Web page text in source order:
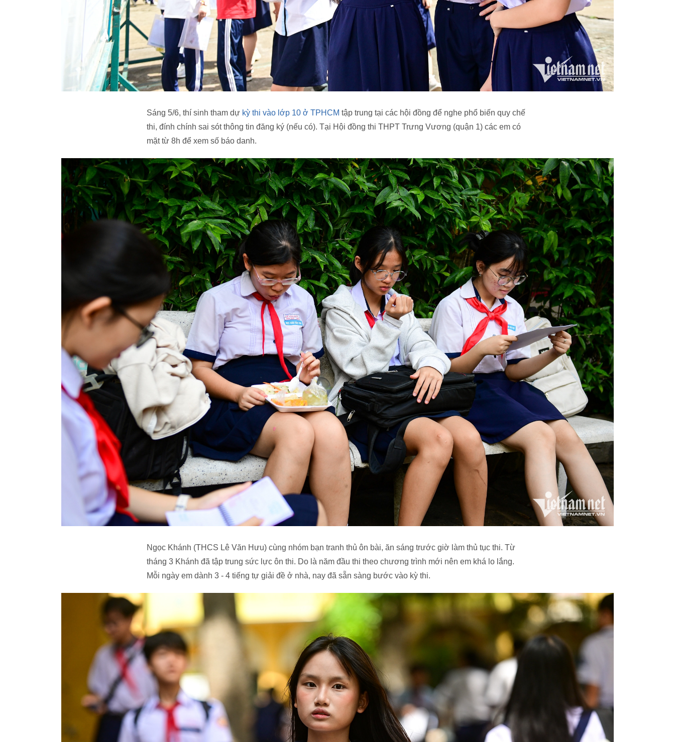
Sáng 5/6, thí sinh tham dự kỳ thi vào lớp 10 ở TPHCM tập trung tại các hội đồng để nghe phổ biến quy chế
thi, đính chính sai sót thông tin đăng ký (nếu có). Tại Hội đồng thi THPT Trưng Vương (quận 1) các em có
mặt từ 8h để xem số báo danh.
Ngọc Khánh (THCS Lê Văn Hưu) cùng nhóm bạn tranh thủ ôn bài, ăn sáng trước giờ làm thủ tục thi. Từ
tháng 3 Khánh đã tập trung sức lực ôn thi. Do là năm đầu thi theo chương trình mới nên em khá lo lắng.
Mỗi ngày em dành 3 - 4 tiếng tự giải đề ở nhà, nay đã sẵn sàng bước vào kỳ thi.